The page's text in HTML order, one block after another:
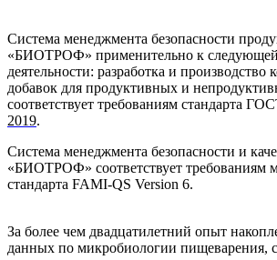
Система менеджмента безопасности
«БИОТРОФ» применительно к следующей
деятельности: разработка и
добавок для продуктивных и
соответствует требованиям стандарта
2019.
Система менеджмента безопасности и
«БИОТРОФ» соответствует требованиям
стандарта FAMI-QS Version 6.
За более чем двадцатилетний опыт
данных по микробиологии пищеварения,